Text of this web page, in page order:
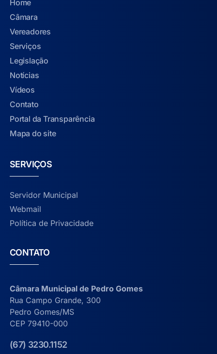
Home
Câmara
Vereadores
Serviços
Legislação
Notícias
Vídeos
Contato
Portal da Transparência
Mapa do site
SERVIÇOS
Servidor Municipal
Webmail
Política de Privacidade
CONTATO
Câmara Municipal de Pedro Gomes
Rua Campo Grande, 300
Pedro Gomes/MS
CEP 79410-000
(67) 3230.1152